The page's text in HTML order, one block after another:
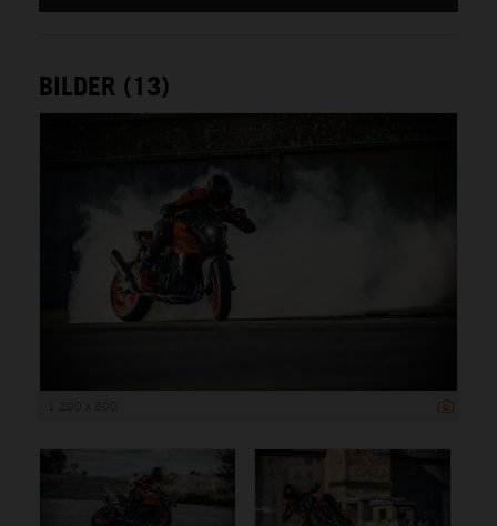
BILDER (13)